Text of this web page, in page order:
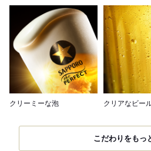
クリーミーな泡 クリアなビー
こだわりをもっ